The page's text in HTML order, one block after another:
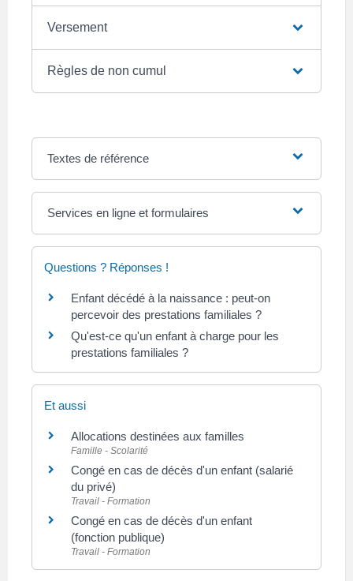
Versement
Règles de non cumul
Textes de référence
Services en ligne et formulaires
Questions ? Réponses !
Enfant décédé à la naissance : peut-on
percevoir des prestations familiales ?
Qu'est-ce qu'un enfant à charge pour les
prestations familiales ?
Et aussi
Allocations destinées aux familles
Famille - Scolarité
Congé en cas de décès d'un enfant (salarié
du privé)
Travail - Formation
Congé en cas de décès d'un enfant
(fonction publique)
Travail - Formation